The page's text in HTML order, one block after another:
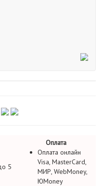
Оплата
5
Оплата онлайн
Visa, MasterCard,
МИР, WebMoney,
ЮMoney